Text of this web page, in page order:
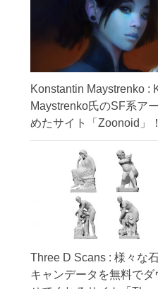
Konstantin Maystrenko :
Maystrenko氏のSF系ア
めたサイト「Zoonoid」！
Three D Scans : 様々な
キャンデータを無料でダ